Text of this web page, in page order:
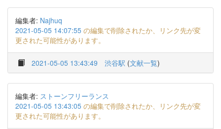
編集者: Najhuq
2021-05-05 14:07:55 の編集で削除されたか、リンク先が変
更された可能性があります。
2021-05-05 13:43:49 渋谷駅 (文献一覧)
編集者: ストーンフリーランス
2021-05-05 13:43:05 の編集で削除されたか、リンク先が変
更された可能性があります。